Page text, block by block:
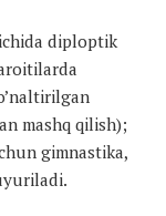
diploptik
mashq qilish);
gimnastika,